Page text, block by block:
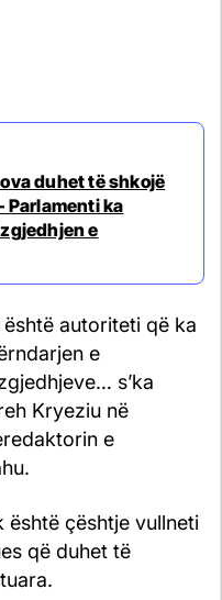
duhet të shkojë
Parlamenti ka
e
autoriteti që ka
e
s’ka
Kryeziu në
e
është çështje vullneti
që duhet të